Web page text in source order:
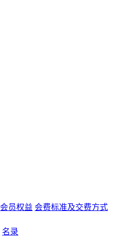
会员权益 会费标准及交费方式
名录